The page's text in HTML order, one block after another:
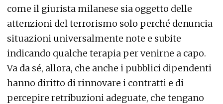
come il giurista milanese sia oggetto delle
attenzioni del terrorismo solo perché denuncia
situazioni universalmente note e subite
indicando qualche terapia per venirne a capo.
Va da sé, allora, che anche i pubblici dipendenti
hanno diritto di rinnovare i contratti e di
percepire retribuzioni adeguate, che tengano